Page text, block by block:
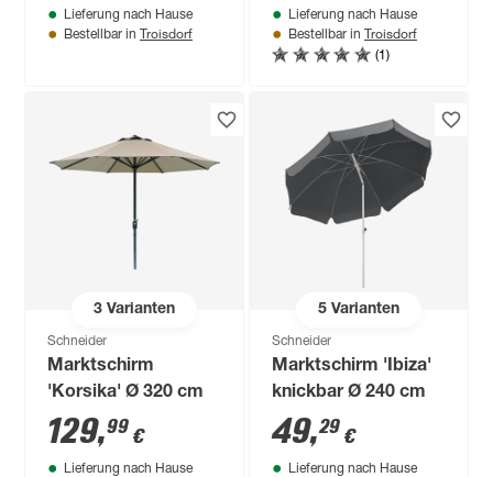
Lieferung nach Hause
Bestellbar in Troisdorf
Lieferung nach Hause
Bestellbar in Troisdorf
(1)
3Varianten
Schneider
Marktschirm
'Korsika' Ø 320 cm
129,99 €
Lieferung nach Hause
5Varianten
Schneider
Marktschirm 'Ibiza'
knickbar Ø 240 cm
49,29 €
Lieferung nach Hause